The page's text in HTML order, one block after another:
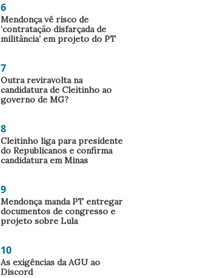
6
Mendonça vê risco de
‘contratação disfarçada de
militância’ em projeto do PT
7
Outra reviravolta na
candidatura de Cleitinho ao
governo de MG?
8
Cleitinho liga para presidente
do Republicanos e confirma
candidatura em Minas
9
Mendonça manda PT entregar
documentos de congresso e
projeto sobre Lula
10
As exigências da AGU ao
Discord